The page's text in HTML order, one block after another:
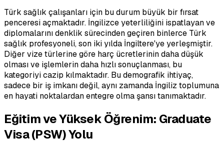
Türk sağlık çalışanları için bu durum büyük bir fırsat
penceresi açmaktadır. İngilizce yeterliliğini ispatlayan ve
diplomalarını denklik sürecinden geçiren binlerce Türk
sağlık profesyoneli, son iki yılda İngiltere'ye yerleşmiştir.
Diğer vize türlerine göre harç ücretlerinin daha düşük
olması ve işlemlerin daha hızlı sonuçlanması, bu
kategoriyi cazip kılmaktadır. Bu demografik ihtiyaç,
sadece bir iş imkanı değil, aynı zamanda İngiliz toplumuna
en hayati noktalardan entegre olma şansı tanımaktadır.
Eğitim ve Yüksek Öğrenim: Graduate
Visa (PSW) Yolu